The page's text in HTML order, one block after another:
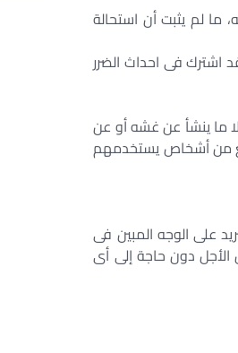
ما لم يثبت أن استحالة
اشترك فى احداث الضرر
ما ينشأ عن غشه أو عن
من أشخاص يستخدمهم
على الوجه المبين فى
الأجل دون حاجة إلى أى